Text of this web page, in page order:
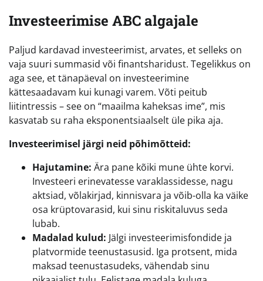
Investeerimise ABC algajale
Paljud kardavad investeerimist, arvates, et selleks on
vaja suuri summasid või finantsharidust. Tegelikkus on
aga see, et tänapäeval on investeerimine
kättesaadavam kui kunagi varem. Võti peitub
liitintressis – see on “maailma kaheksas ime”, mis
kasvatab su raha eksponentsiaalselt üle pika aja.
Investeerimisel järgi neid põhimõtteid:
Hajutamine: Ära pane kõiki mune ühte korvi.
Investeeri erinevatesse varaklassidesse, nagu
aktsiad, võlakirjad, kinnisvara ja võib-olla ka väike
osa krüptovarasid, kui sinu riskitaluvus seda
lubab.
Madalad kulud: Jälgi investeerimisfondide ja
platvormide teenustasusid. Iga protsent, mida
maksad teenustasudeks, vähendab sinu